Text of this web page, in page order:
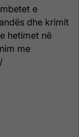
e
dhe krimit
hetimet në
me